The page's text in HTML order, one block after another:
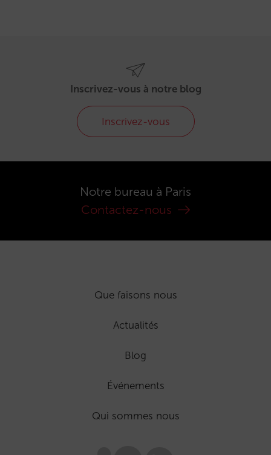
Inscrivez-vous à notre blog
Inscrivez-vous
Notre bureau à Paris
Contactez-nous
Que faisons nous
Actualités
Blog
Événements
Qui sommes nous